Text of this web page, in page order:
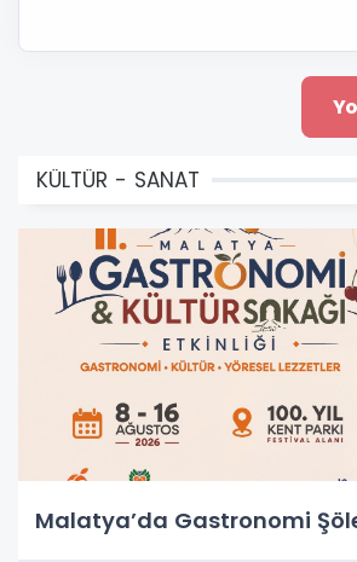
KÜLTÜR - SANAT
Malatya’da Gastronomi